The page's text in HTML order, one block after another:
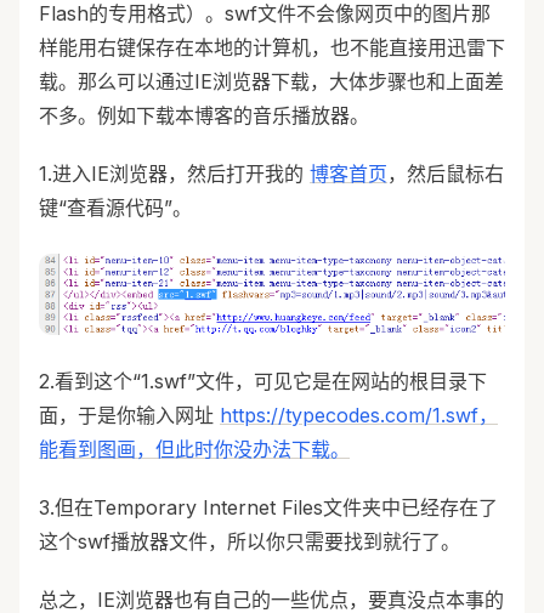
Flash的专用格式）。swf文件不会像网页中的图片那
样能用右键保存在本地的计算机，也不能直接用迅雷下
载。那么可以通过IE浏览器下载，大体步骤也和上面差
不多。例如下载本博客的音乐播放器。
1.进入IE浏览器，然后打开我的 博客首页，然后鼠标右
键“查看源代码”。
2.看到这个“1.swf”文件，可见它是在网站的根目录下
面，于是你输入网址 https://typecodes.com/1.swf，
能看到图画，但此时你没办法下载。
3.但在Temporary Internet Files文件夹中已经存在了
这个swf播放器文件，所以你只需要找到就行了。
总之，IE浏览器也有自己的一些优点，要真没点本事的